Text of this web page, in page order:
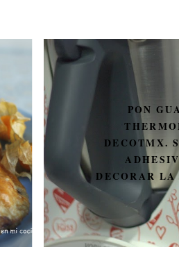
PON GUAPA A TU
THERMOMIX CON
DECOTMX. SORTEO DE 3
ADHESIVOS PARA
DECORAR LA THERMOMIX.